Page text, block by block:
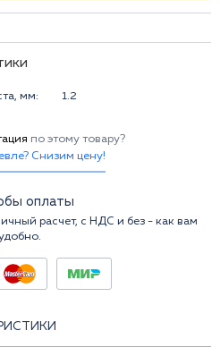
мм: 1.2
по этому товару?
Снизим цену!
оплаты
расчет, с НДС и без - как вам